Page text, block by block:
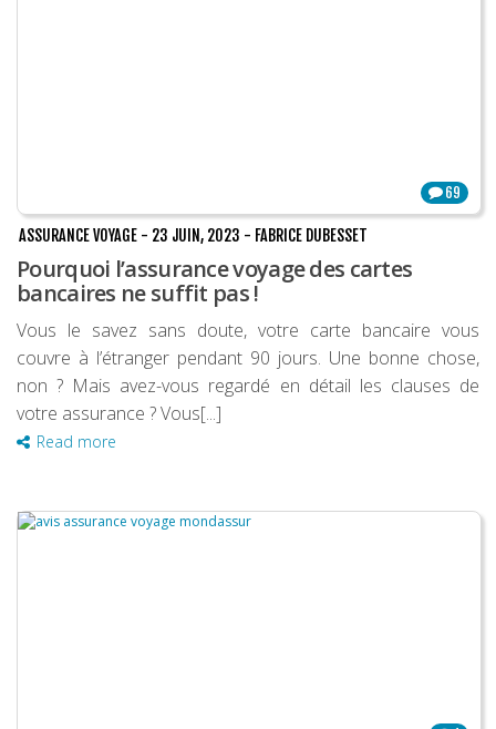
69
ASSURANCE VOYAGE - 23 JUIN, 2023 - FABRICE DUBESSET
Pourquoi l’assurance voyage des cartes
bancaires ne suffit pas !
Vous le savez sans doute, votre carte bancaire vous
couvre à l’étranger pendant 90 jours. Une bonne chose,
non ? Mais avez-vous regardé en détail les clauses de
votre assurance ? Vous[...]
Read more